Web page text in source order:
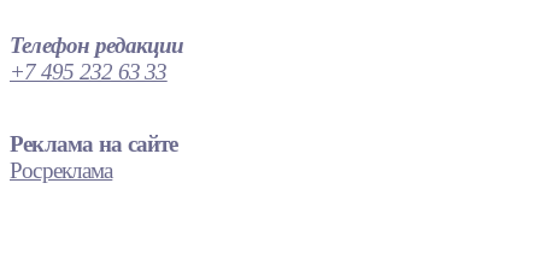
Телефон редакции
+7 495 232 63 33
Реклама на сайте
Росреклама